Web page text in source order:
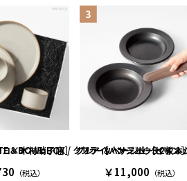
コ×木村硝子店］ グレー＆ベージュ［イイ
＆BOWL BOX / クリア［ハサミポーセリン
（税込）
フライパンジュウS 2枚＆
￥11,000 （税込）